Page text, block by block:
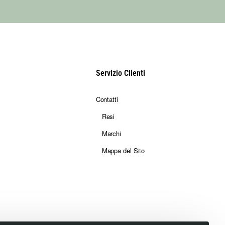
Servizio Clienti
Contatti
Resi
Marchi
Mappa del Sito